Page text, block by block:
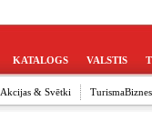
KATALOGS VALSTIS
Akcijas & Svētki